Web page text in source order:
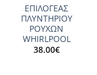
ΕΠΙΛΟΓΕΑΣ
ΠΛΥΝΤΗΡΙΟΥ
ΡΟΥΧΩΝ
WHIRLPOOL
38.00€